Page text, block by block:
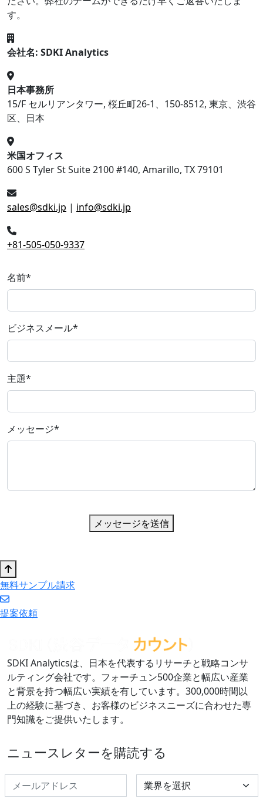
す。
会社名: SDKI Analytics
日本事務所
15/F セルリアンタワー, 桜丘町26-1、150-8512, 東京、渋谷
区、日本
米国オフィス
600 S Tyler St Suite 2100 #140, Amarillo, TX 79101
sales@sdki.jp | info@sdki.jp
+81-505-050-9337
名前*
ビジネスメール*
主題*
メッセージ*
メッセージを送信
無料サンプル請求
提案依頼
SDKI Analyticsは、日本を代表するリサーチと戦略コンサ
ルティング会社です。フォーチュン500企業と幅広い産業
と背景を持つ幅広い実績を有しています。300,000時間以
上の経験に基づき、お客様のビジネスニーズに合わせた専
門知識をご提供いたします。
ニュースレターを購読する
Select Industry